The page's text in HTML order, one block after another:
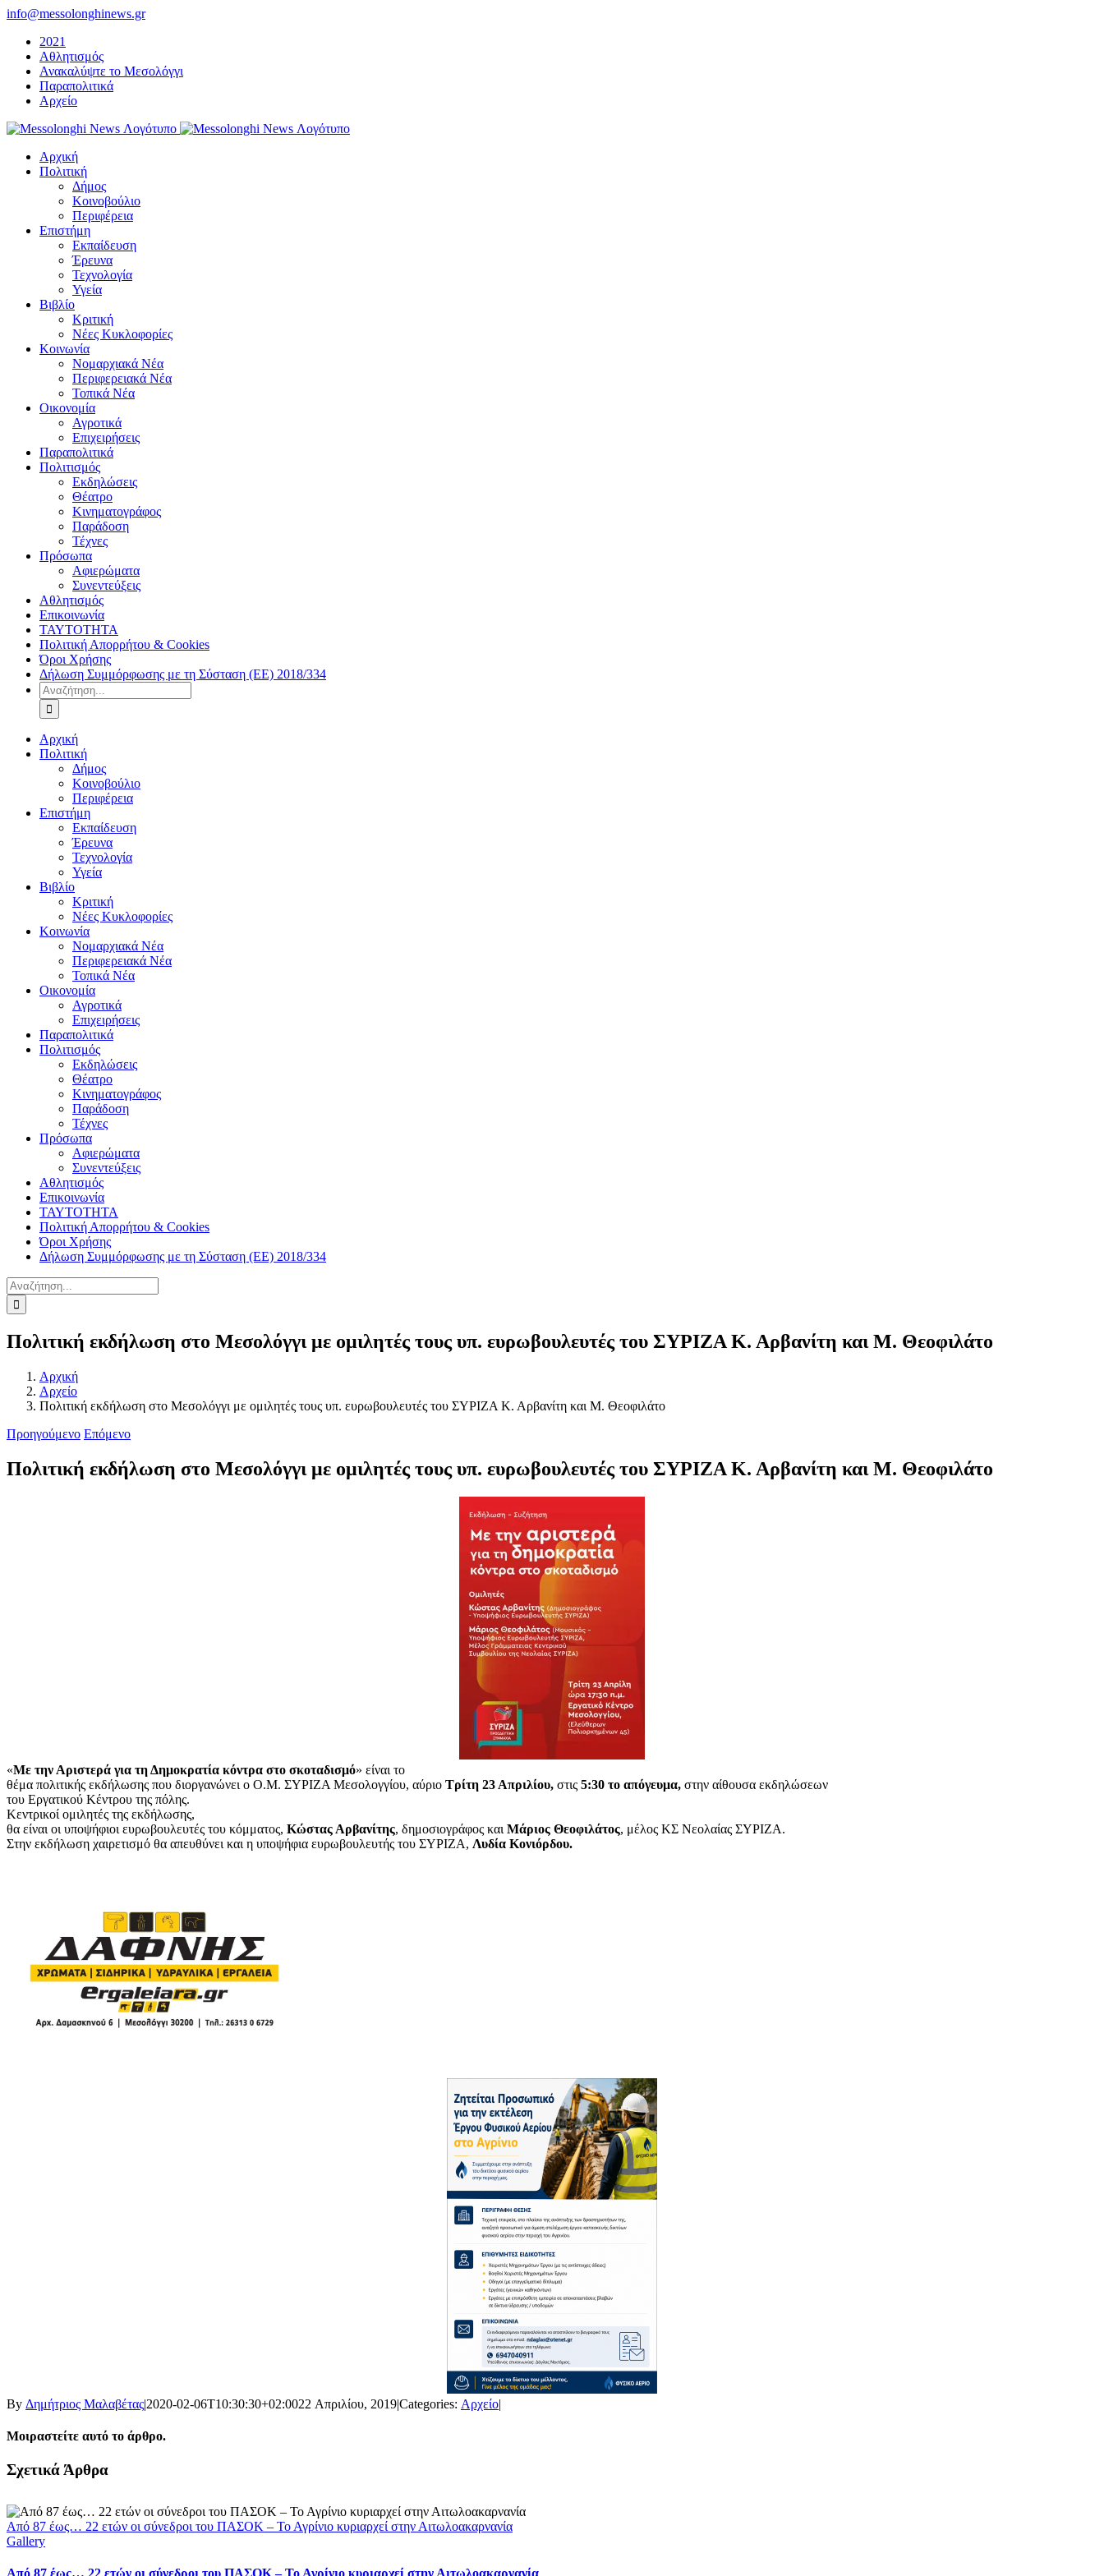
Μετάβαση
περιεχόμενο
info@messolonghinews.gr
2021
Αθλητισμός
Ανακαλύψτε το Μεσολόγγι
Παραπολιτικά
Αρχείο
Αρχική
Πολιτική
Δήμος
Κοινοβούλιο
Περιφέρεια
Επιστήμη
Εκπαίδευση
Έρευνα
Τεχνολογία
Υγεία
Βιβλίο
Κριτική
Νέες Κυκλοφορίες
Κοινωνία
Νομαρχιακά Νέα
Περιφερειακά Νέα
Τοπικά Νέα
Οικονομία
Αγροτικά
Επιχειρήσεις
Παραπολιτικά
Πολιτισμός
Εκδηλώσεις
Θέατρο
Κινηματογράφος
Παράδοση
Τέχνες
Πρόσωπα
Αφιερώματα
Συνεντεύξεις
Αθλητισμός
Επικοινωνία
ΤΑΥΤΟΤΗΤΑ
Πολιτική Απορρήτου & Cookies
Όροι Χρήσης
Δήλωση Συμμόρφωσης με τη Σύσταση (ΕΕ) 2018/334
Αναζήτηση
για:
Αρχική
Πολιτική
Δήμος
Κοινοβούλιο
Περιφέρεια
Επιστήμη
Εκπαίδευση
Έρευνα
Τεχνολογία
Υγεία
Βιβλίο
Κριτική
Νέες Κυκλοφορίες
Κοινωνία
Νομαρχιακά Νέα
Περιφερειακά Νέα
Τοπικά Νέα
Οικονομία
Αγροτικά
Επιχειρήσεις
Παραπολιτικά
Πολιτισμός
Εκδηλώσεις
Θέατρο
Κινηματογράφος
Παράδοση
Τέχνες
Πρόσωπα
Αφιερώματα
Συνεντεύξεις
Αθλητισμός
Επικοινωνία
ΤΑΥΤΟΤΗΤΑ
Πολιτική Απορρήτου & Cookies
Όροι Χρήσης
Δήλωση Συμμόρφωσης με τη Σύσταση (ΕΕ) 2018/334
Αναζήτηση
για:
Πολιτική εκδήλωση στο Μεσολόγγι με ομιλητές τους υπ. ευρωβουλευτές του ΣΥΡΙΖΑ Κ. Αρβανίτη και Μ. Θεοφιλάτο
Αρχική
Αρχείο
Πολιτική εκδήλωση στο Μεσολόγγι με ομιλητές τους υπ. ευρωβουλευτές του ΣΥΡΙΖΑ Κ. Αρβανίτη και Μ. Θεοφιλάτο
Προηγούμενο Επόμενο
Πολιτική εκδήλωση στο Μεσολόγγι με ομιλητές τους υπ. ευρωβουλευτές του ΣΥΡΙΖΑ Κ. Αρβανίτη και Μ. Θεοφιλάτο
«Με την Αριστερά για τη Δημοκρατία κόντρα στο σκοταδισμό» είναι το
θέμα πολιτικής εκδήλωσης που διοργανώνει ο Ο.Μ. ΣΥΡΙΖΑ Μεσολογγίου, αύριο Τρίτη 23 Απριλίου, στις 5:30 το απόγευμα, στην αίθουσα εκδηλώσεων
του Εργατικού Κέντρου της πόλης.
Κεντρικοί ομιλητές της εκδήλωσης,
θα είναι οι υποψήφιοι ευρωβουλευτές του κόμματος, Κώστας Αρβανίτης, δημοσιογράφος και Μάριος Θεοφιλάτος, μέλος ΚΣ Νεολαίας ΣΥΡΙΖΑ.
Στην εκδήλωση χαιρετισμό θα απευθύνει και η υποψήφια ευρωβουλευτής του ΣΥΡΙΖΑ, Λυδία Κονιόρδου.
By Δημήτριος Μαλαβέτας|2020-02-06T10:30:30+02:0022 Απριλίου, 2019|Categories: Αρχείο|
Μοιραστείτε αυτό το άρθρο.
Facebook
X
LinkedIn
WhatsApp
Email
Σχετικά Άρθρα
Από 87 έως… 22 ετών οι σύνεδροι του ΠΑΣΟΚ – Το Αγρίνιο κυριαρχεί στην Αιτωλοακαρνανία
Gallery